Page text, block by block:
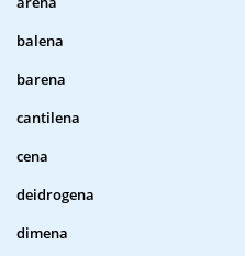
balena
barena
cantilena
cena
deidrogena
dimena